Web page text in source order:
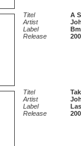
Titel
A
Artist
Label
Release
Titel
Artist
Label
Release